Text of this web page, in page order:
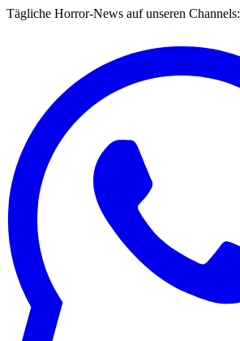
Tägliche Horror-News auf unseren Channels: